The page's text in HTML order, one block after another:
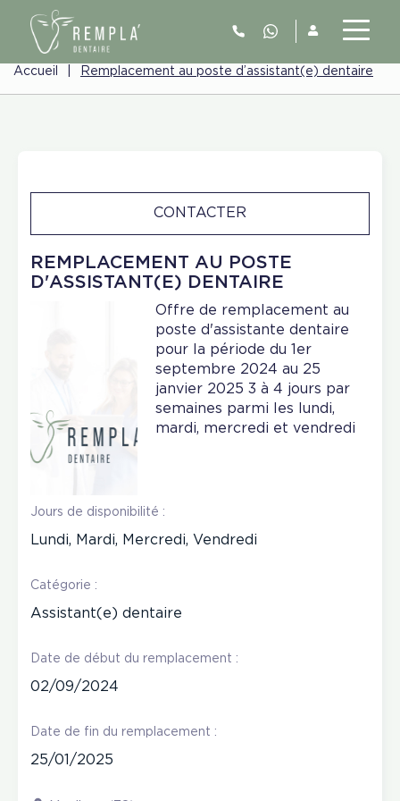
Accueil Remplacement au poste d’assistant(e) dentaire
REMPLACEMENT AU POSTE
D'ASSISTANT(E) DENTAIRE
CONTACTER
Offre de remplacement au
poste d'assistante dentaire
pour la période du 1er
septembre 2024 au 25
janvier 2025 3 à 4 jours par
semaines parmi les lundi,
mardi, mercredi et vendredi
Jours de disponibilité :
Lundi, Mardi, Mercredi, Vendredi
Catégorie :
Assistant(e) dentaire
Date de début du remplacement :
02/09/2024
Date de fin du remplacement :
25/01/2025